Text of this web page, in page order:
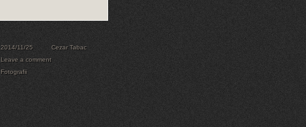
2014/11/25
Cezar Tabac
Leave a comment
Fotografii